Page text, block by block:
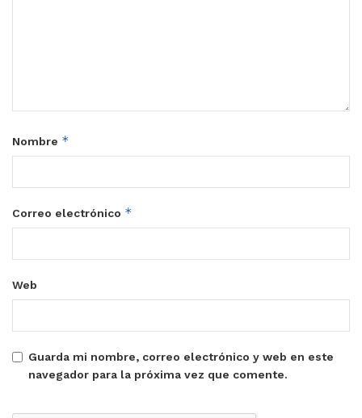
Nombre *
Correo electrónico *
Web
Guarda mi nombre, correo electrónico y web en este
navegador para la próxima vez que comente.